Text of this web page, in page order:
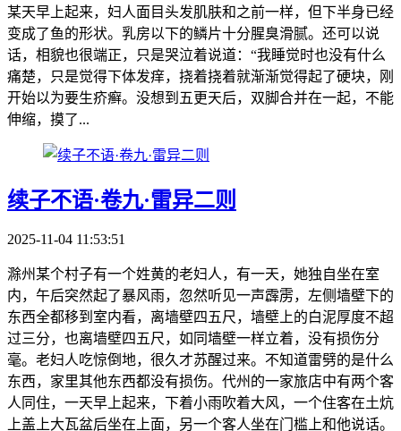
某天早上起来，妇人面目头发肌肤和之前一样，但下半身已经
变成了鱼的形状。乳房以下的鳞片十分腥臭滑腻。还可以说
话，相貌也很端正，只是哭泣着说道：“我睡觉时也没有什么
痛楚，只是觉得下体发痒，挠着挠着就渐渐觉得起了硬块，刚
开始以为要生疥癣。没想到五更天后，双脚合并在一起，不能
伸缩，摸了...
续子不语·卷九·雷异二则
2025-11-04 11:53:51
滁州某个村子有一个姓黄的老妇人，有一天，她独自坐在室
内，午后突然起了暴风雨，忽然听见一声霹雳，左侧墙壁下的
东西全都移到室内看，离墙壁四五尺，墙壁上的白泥厚度不超
过三分，也离墙壁四五尺，如同墙壁一样立着，没有损伤分
毫。老妇人吃惊倒地，很久才苏醒过来。不知道雷劈的是什么
东西，家里其他东西都没有损伤。代州的一家旅店中有两个客
人同住，一天早上起来，下着小雨吹着大风，一个住客在土炕
上盖上大瓦盆后坐在上面，另一个客人坐在门槛上和他说话。